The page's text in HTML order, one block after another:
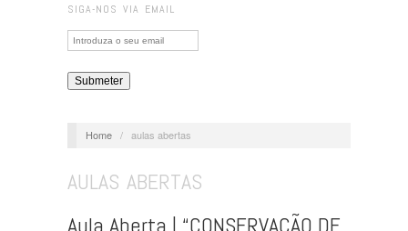
SIGA-NOS VIA EMAIL
Home / aulas abertas
AULAS ABERTAS